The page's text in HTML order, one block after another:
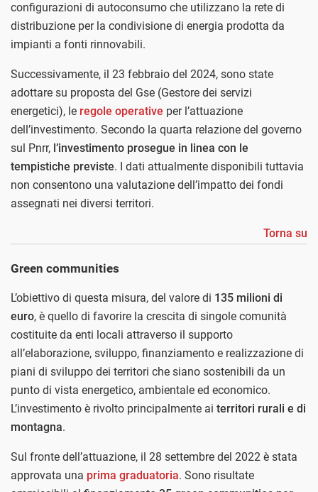
configurazioni di autoconsumo che utilizzano la rete di
distribuzione per la condivisione di energia prodotta da
impianti a fonti rinnovabili.
Successivamente, il 23 febbraio del 2024, sono state
adottare su proposta del Gse (Gestore dei servizi
energetici), le regole operative per l’attuazione
dell’investimento. Secondo la quarta relazione del governo
sul Pnrr, l’investimento prosegue in linea con le
tempistiche previste. I dati attualmente disponibili tuttavia
non consentono una valutazione dell’impatto dei fondi
assegnati nei diversi territori.
Torna su
Green communities
L’obiettivo di questa misura, del valore di 135 milioni di
euro, è quello di favorire la crescita di singole comunità
costituite da enti locali attraverso il supporto
all’elaborazione, sviluppo, finanziamento e realizzazione di
piani di sviluppo dei territori che siano sostenibili da un
punto di vista energetico, ambientale ed economico.
L’investimento è rivolto principalmente ai territori rurali e di
montagna.
Sul fronte dell’attuazione, il 28 settembre del 2022 è stata
approvata una prima graduatoria. Sono risultate